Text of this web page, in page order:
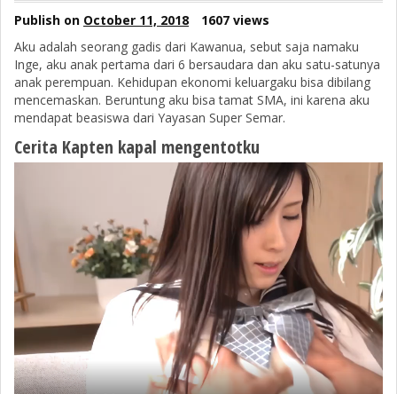
Publish on October 11, 2018
1607 views
Aku adalah seorang gadis dari Kawanua, sebut saja namaku
Inge, aku anak pertama dari 6 bersaudara dan aku satu-satunya
anak perempuan. Kehidupan ekonomi keluargaku bisa dibilang
mencemaskan. Beruntung aku bisa tamat SMA, ini karena aku
mendapat beasiswa dari Yayasan Super Semar.
Cerita Kapten kapal mengentotku